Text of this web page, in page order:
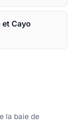
Cayo
la baie de